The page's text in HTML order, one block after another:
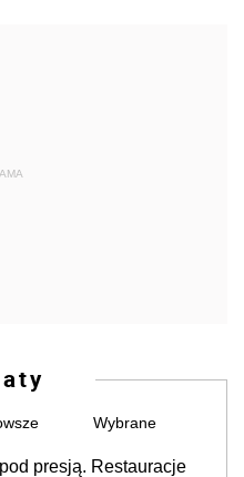
Wybrane
presją. Restauracje